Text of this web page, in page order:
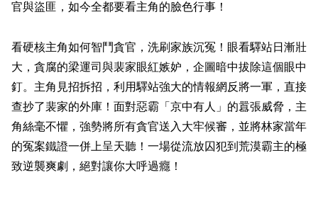
官與盜匪，如今全都要看主角的臉色行事！
看硬核主角如何智鬥貪官，洗刷家族沉冤！眼看驛站日漸壯
大，貪腐的梁運司與裴家眼紅嫉妒，企圖暗中拔除這個眼中
釘。主角見招拆招，利用驛站強大的情報網反將一軍，直接
查抄了裴家的外庫！面對惡霸「京中有人」的囂張威脅，主
角絲毫不懼，強勢將所有貪官送入大牢候審，並將林家當年
的冤案鐵證一併上呈天聽！一場從流放囚犯到荒漠霸主的極
致逆襲爽劇，絕對讓你大呼過癮！